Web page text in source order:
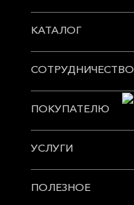
КАТАЛОГ
СОТРУДНИЧЕСТВО
ПОКУПАТЕЛЮ
УСЛУГИ
ПОЛЕЗНОЕ